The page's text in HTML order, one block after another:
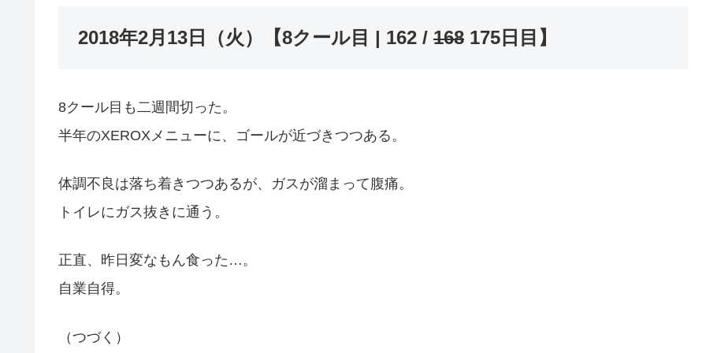
2018年2月13日（火）【8クール目 | 162 / 168 175日目】
8クール目も二週間切った。
半年のXEROXメニューに、ゴールが近づきつつある。
体調不良は落ち着きつつあるが、ガスが溜まって腹痛。
トイレにガス抜きに通う。
正直、昨日変なもん食った…。
自業自得。
（つづく）